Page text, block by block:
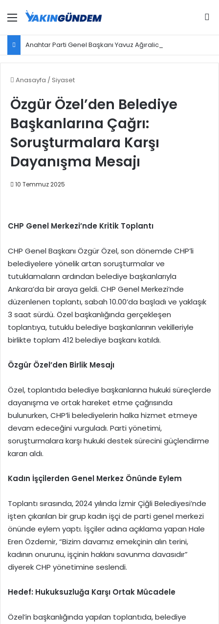
Menü
Anasayfa / Siyaset
Özgür Özel’den Belediye
Başkanlarına Çağrı:
Soruşturmalara Karşı
Dayanışma Mesajı
10 Temmuz 2025
CHP Genel Merkezi’nde Kritik Toplantı
CHP Genel Başkanı Özgür Özel, son dönemde CHP’li
belediyelere yönelik artan soruşturmalar ve
tutuklamaların ardından belediye başkanlarıyla
Ankara’da bir araya geldi. CHP Genel Merkezi’nde
düzenlenen toplantı, sabah 10.00’da başladı ve yaklaşık
3 saat sürdü. Özel başkanlığında gerçekleşen
toplantıya, tutuklu belediye başkanlarının vekilleriyle
birlikte toplam 412 belediye başkanı katıldı.
Özgür Özel’den Birlik Mesajı
Özel, toplantıda belediye başkanlarına hukuki süreçlerde
dayanışma ve ortak hareket etme çağrısında
bulunurken, CHP’li belediyelerin halka hizmet etmeye
devam edeceğini vurguladı. Parti yönetimi,
soruşturmalara karşı hukuki destek sürecini güçlendirme
kararı aldı.
Kadın İşçilerden Genel Merkez Önünde Eylem
Toplantı sırasında, 2024 yılında İzmir Çiğli Belediyesi’nde
işten çıkarılan bir grup kadın işçi de parti genel merkezi
önünde eylem yaptı. İşçiler adına açıklama yapan Hale
Eren Özdemir, “Bizim davamız emekçinin alın terini,
kadının onurunu, işçinin hakkını savunma davasıdır”
diyerek CHP yönetimine seslendi.
Hedef: Hukuksuzluğa Karşı Ortak Mücadele
Özel’in başkanlığında yapılan toplantıda, belediye